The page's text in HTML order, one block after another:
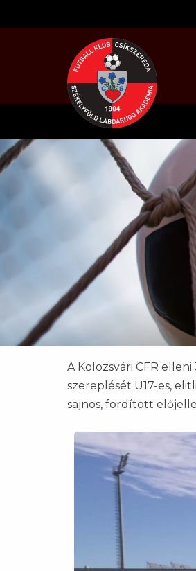
A Kolozsvári CFR
szereplését U17-es,
sajnos, fordított